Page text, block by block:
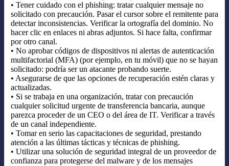
• Tener cuidado con el phishing: tratar cualquier mensaje no
solicitado con precaución. Pasar el cursor sobre el remitente para
detectar inconsistencias. Verificar la ortografía del dominio. No
hacer clic en enlaces ni abras adjuntos. Si hace falta, confirmar
por otro canal.
• No aprobar códigos de dispositivos ni alertas de autenticación
multifactorial (MFA) (por ejemplo, en tu móvil) que no se hayan
solicitado: podría ser un atacante probando suerte.
• Asegurarse de que las opciones de recuperación estén claras y
actualizadas.
• Si se trabaja en una organización, tratar con precaución
cualquier solicitud urgente de transferencia bancaria, aunque
parezca proceder de un CEO o del área de IT. Verificar a través
de un canal independiente.
• Tomar en serio las capacitaciones de seguridad, prestando
atención a las últimas tácticas y técnicas de phishing.
• Utilizar una solución de seguridad integral de un proveedor de
confianza para protegerse del malware y de los mensajes